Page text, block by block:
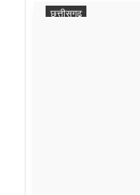
छत्तीसगढ़